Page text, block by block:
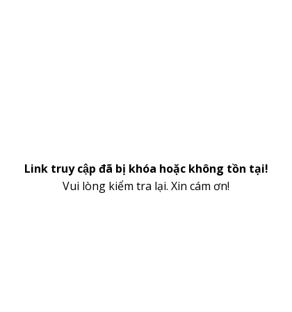
Link truy cập đã bị khóa hoặc không tồn tại!
Vui lòng kiểm tra lại. Xin cám ơn!